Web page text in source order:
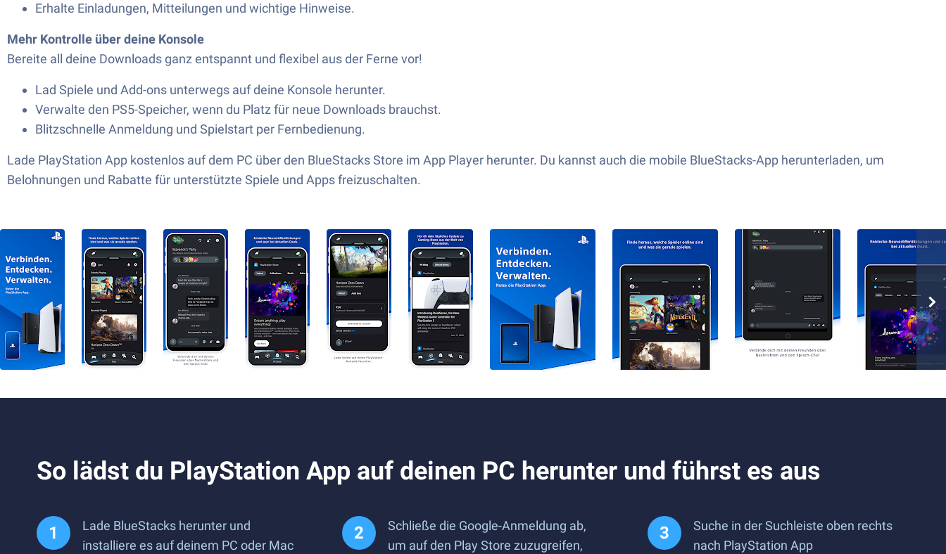
Erhalte Einladungen, Mitteilungen und wichtige Hinweise.
Mehr Kontrolle über deine Konsole
Bereite all deine Downloads ganz entspannt und flexibel aus der Ferne vor!
Lad Spiele und Add-ons unterwegs auf deine Konsole herunter.
Verwalte den PS5-Speicher, wenn du Platz für neue Downloads brauchst.
Blitzschnelle Anmeldung und Spielstart per Fernbedienung.
Lade PlayStation App kostenlos auf dem PC über den BlueStacks Store im App Player herunter. Du kannst auch die mobile BlueStacks-App herunterladen, um
Belohnungen und Rabatte für unterstützte Spiele und Apps freizuschalten.
So lädst du PlayStation App auf deinen PC herunter und führst es aus
Lade BlueStacks herunter und
installiere es auf deinem PC oder Mac
Schließe die Google-Anmeldung ab,
um auf den Play Store zuzugreifen,
Suche in der Suchleiste oben rechts
nach PlayStation App